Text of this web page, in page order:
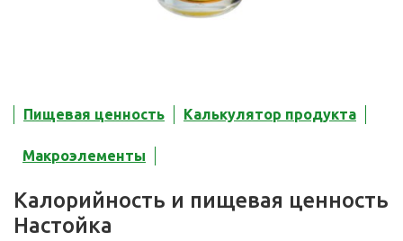
Пищевая ценность Калькулятор продукта
Макроэлементы
Калорийность и пищевая ценность
Настойка